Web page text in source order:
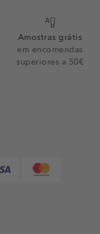
Amostras grátis
em encomendas
superiores a 50€